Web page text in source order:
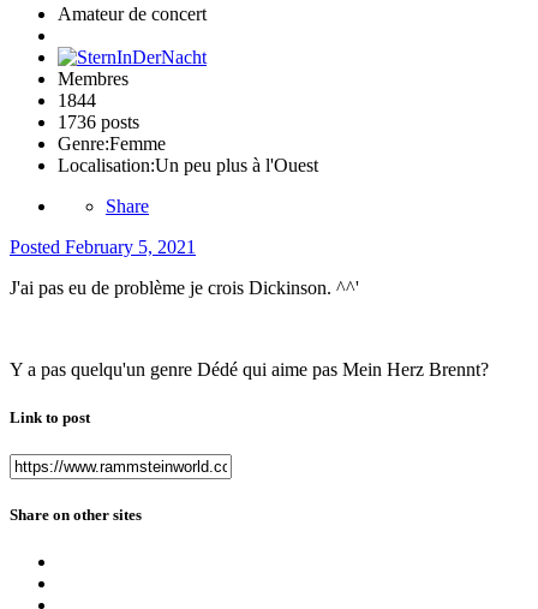
Amateur de concert
Membres
1844
1736 posts
Genre:Femme
Localisation:Un peu plus à l'Ouest
Share
Posted February 5, 2021
J'ai pas eu de problème je crois Dickinson. ^^'
Y a pas quelqu'un genre Dédé qui aime pas Mein Herz Brennt?
Link to post
Share on other sites